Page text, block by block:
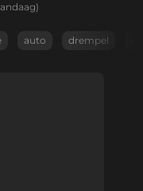
auto drempel